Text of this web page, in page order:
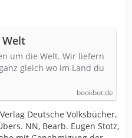
Welt
um die Welt. Wir liefern
gleich wo im Land du
bookbot.de
Deutsche Volksbücher,
NN, Bearb. Eugen Stotz,